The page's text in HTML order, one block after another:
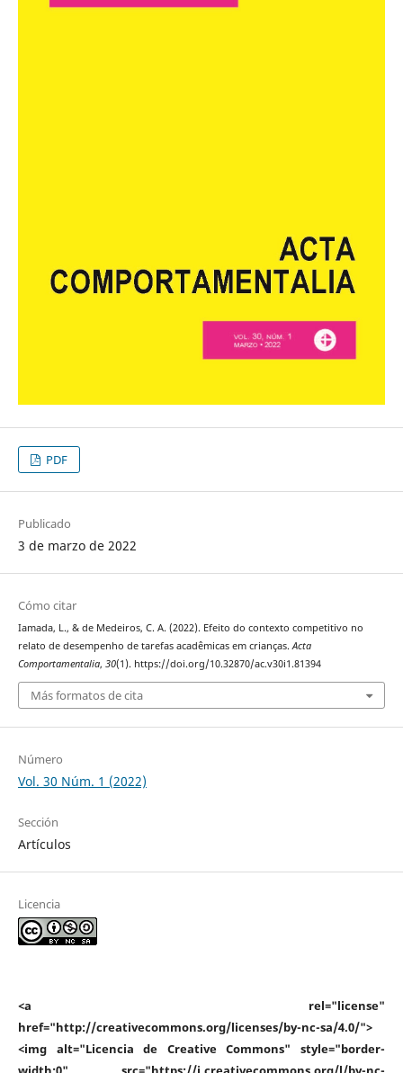
PDF
Publicado
3 de marzo de 2022
Cómo citar
Iamada, L., & de Medeiros, C. A. (2022). Efeito do contexto competitivo no
relato de desempenho de tarefas acadêmicas em crianças. Acta
Comportamentalia, 30(1). https://doi.org/10.32870/ac.v30i1.81394
Más formatos de cita
Número
Vol. 30 Núm. 1 (2022)
Sección
Artículos
Licencia
<a rel="license"
href="http://creativecommons.org/licenses/by-nc-sa/4.0/">
<img alt="Licencia de Creative Commons" style="border-